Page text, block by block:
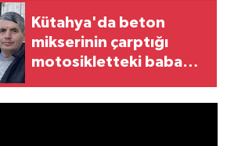
Kütahya'da beton
mikserinin çarptığı
motosikletteki baba